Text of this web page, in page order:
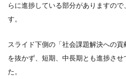
らに進捗している部分がありますの
す。
スライド下側の「社会課題解決への
を抜かず、短期、中長期とも進捗さ
た。